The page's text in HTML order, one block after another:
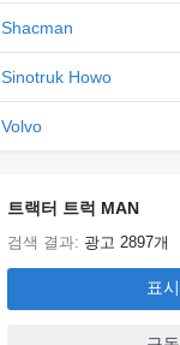
Shacman
Sinotruk Howo
Volvo
트랙터 트럭 MAN
검색 결과: 광고 2897개
표시